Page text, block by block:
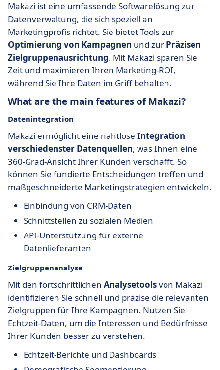
Makazi ist eine umfassende Softwarelösung zur
Datenverwaltung, die sich speziell an
Marketingprofis richtet. Sie bietet Tools zur
Optimierung von Kampagnen und zur Präzisen
Zielgruppenausrichtung. Mit Makazi sparen Sie
Zeit und maximieren Ihren Marketing-ROI,
während Sie Ihre Daten im Griff behalten.
What are the main features of Makazi?
Datenintegration
Makazi ermöglicht eine nahtlose Integration
verschiedenster Datenquellen, was Ihnen eine
360-Grad-Ansicht Ihrer Kunden verschafft. So
können Sie fundierte Entscheidungen treffen und
maßgeschneiderte Marketingstrategien entwickeln.
Einbindung von CRM-Daten
Schnittstellen zu sozialen Medien
API-Unterstützung für externe
Datenlieferanten
Zielgruppenanalyse
Mit den fortschrittlichen Analysetoolsvon Makazi
identifizieren Sie schnell und präzise die relevanten
Zielgruppen für Ihre Kampagnen. Nutzen Sie
Echtzeit-Daten, um die Interessen und Bedürfnisse
Ihrer Kunden besser zu verstehen.
Echtzeit-Berichte und Dashboards